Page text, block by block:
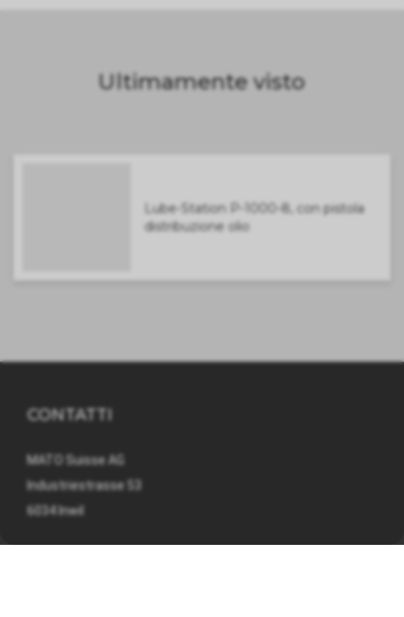
Ultimamente visto
Lube-Station P-1000-8, con pistola
distribuzione olio
CONTATTI
MATO Suisse AG
Industriestrasse 53
6034 Inwil